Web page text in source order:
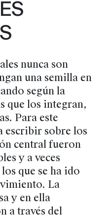
nunca son
una semilla en
según la
que los integran,
Para este
escribir sobre los
central fueron
y a veces
que se ha ido
La
y en ella
a través del